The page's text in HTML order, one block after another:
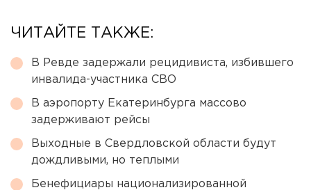
ЧИТАЙТЕ ТАКЖЕ:
В Ревде задержали рецидивиста, избившего
инвалида-участника СВО
В аэропорту Екатеринбурга массово
задерживают рейсы
Выходные в Свердловской области будут
дождливыми, но теплыми
Бенефициары национализированной